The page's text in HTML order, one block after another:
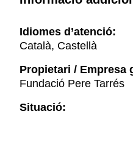
Idiomes d’atenció:
Català, Castellà
Propietari / Empresa
Fundació Pere Tarrés
Situació: